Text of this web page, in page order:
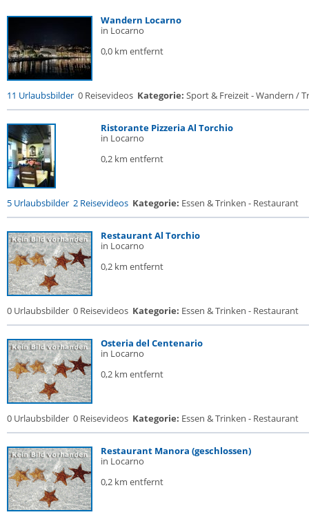
Wandern Locarno
in Locarno
0,0 km entfernt
11 Urlaubsbilder 0 Reisevideos Kategorie: Sport & Freizeit - Wandern /
Ristorante Pizzeria Al Torchio
in Locarno
0,2 km entfernt
5 Urlaubsbilder 2 Reisevideos Kategorie: Essen & Trinken - Restaurant
Restaurant Al Torchio
in Locarno
0,2 km entfernt
0 Urlaubsbilder 0 Reisevideos Kategorie: Essen & Trinken - Restaurant
Osteria del Centenario
in Locarno
0,2 km entfernt
0 Urlaubsbilder 0 Reisevideos Kategorie: Essen & Trinken - Restaurant
Restaurant Manora (geschlossen)
in Locarno
0,2 km entfernt